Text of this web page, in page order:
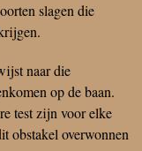
slagen die
naar die
op de baan.
test zijn voor elke
obstakel overwonnen